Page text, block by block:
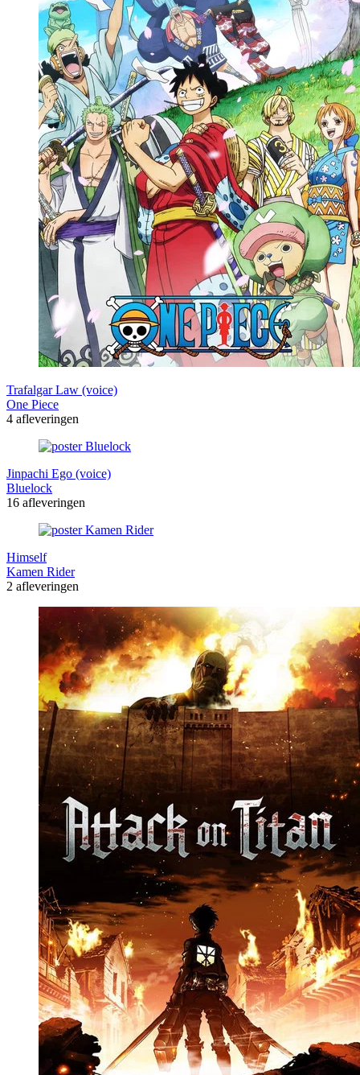
Trafalgar Law (voice)
One Piece
4 afleveringen
Jinpachi Ego (voice)
Bluelock
16 afleveringen
Himself
Kamen Rider
2 afleveringen